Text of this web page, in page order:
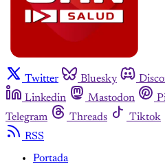
Twitter Bluesky
Linkedin
Mastodon
Telegram
Threads Tiktok
RSS
Portada